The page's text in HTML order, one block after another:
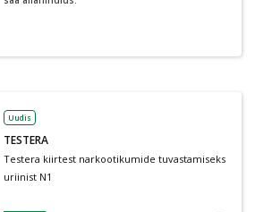
Uudis
TESTERA
Testera kiirtest narkootikumide tuvastamiseks
uriinist N1